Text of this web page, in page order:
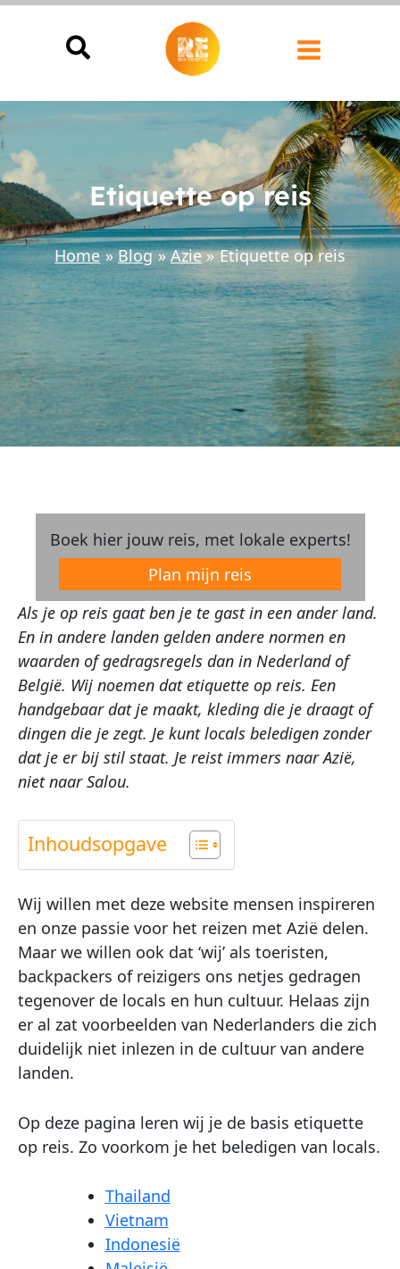
Ga
Etiquette op reis
Home Blog Azie Etiquette op reis
Boek hier jouw reis, met lokale experts!
Plan mijn reis
Als je op reis gaat ben je te gast in een ander land.
En in andere landen gelden andere normen en
waarden of gedragsregels dan in Nederland of
België. Wij noemen dat etiquette op reis. Een
handgebaar dat je maakt, kleding die je draagt of
dingen die je zegt. Je kunt locals beledigen zonder
dat je er bij stil staat. Je reist immers naar Azië,
niet naar Salou.
Inhoudsopgave
Wij willen met deze website mensen inspireren
en onze passie voor het reizen met Azië delen.
Maar we willen ook dat ‘wij’ als toeristen,
backpackers of reizigers ons netjes gedragen
tegenover de locals en hun cultuur. Helaas zijn
er al zat voorbeelden van Nederlanders die zich
duidelijk niet inlezen in de cultuur van andere
landen.
Op deze pagina leren wij je de basis etiquette
op reis. Zo voorkom je het beledigen van locals.
Thailand
Vietnam
Indonesië